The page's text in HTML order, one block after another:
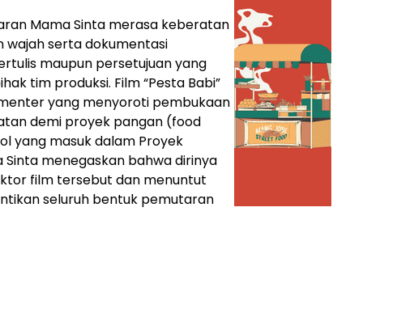
Mama Sinta merasa keberatan
wajah serta dokumentasi
maupun persetujuan yang
tim produksi. Film “Pesta Babi”
yang menyoroti pembukaan
demi proyek pangan (food
yang masuk dalam Proyek
Sinta menegaskan bahwa dirinya
film tersebut dan menuntut
seluruh bentuk pemutaran